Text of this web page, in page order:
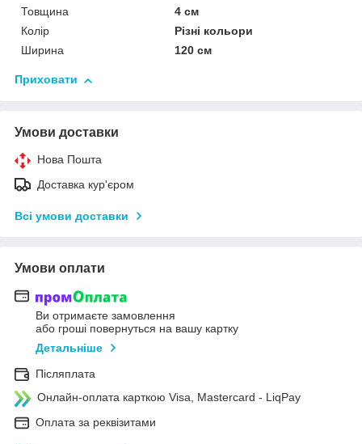
Товщина
4 см
Колір
Різні кольори
Ширина
120 см
Приховати
Умови доставки
Нова Пошта
Доставка кур'єром
Всі умови доставки
Умови оплати
Ви отримаєте замовлення
або гроші повернуться на вашу картку
Детальніше
Післяплата
Онлайн-оплата карткою Visa, Mastercard - LiqPay
Оплата за реквізитами